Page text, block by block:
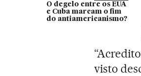
O degelo entre os EUA
e Cuba marcam o fim
do antiamericanismo?
visto